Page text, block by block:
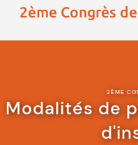
2ème Congrès
2ÈME
Modalités de